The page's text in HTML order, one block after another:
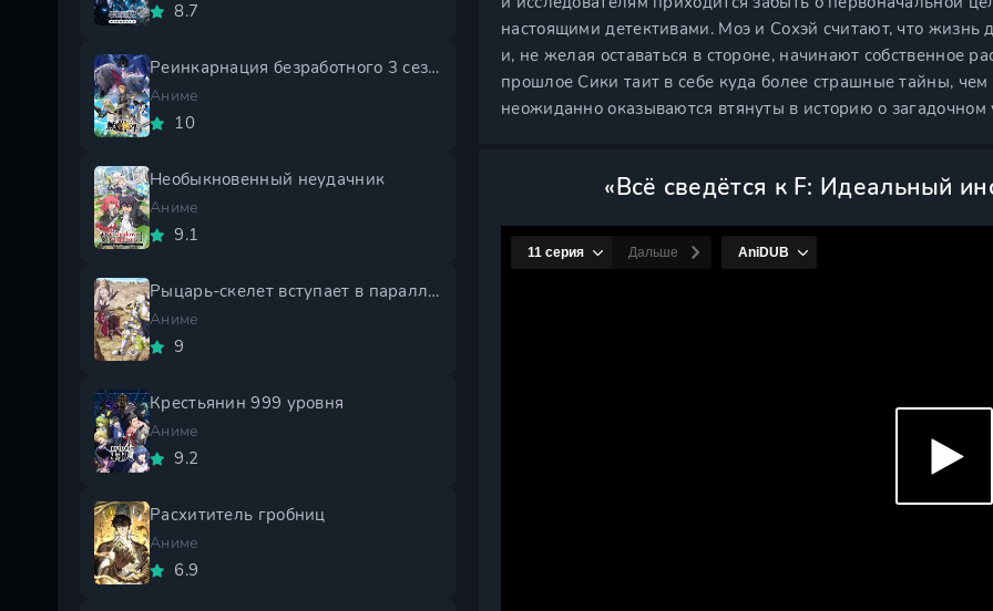
настоящими детективами. Моэ и Сохэй считают, что жизнь
и, не желая оставаться в стороне, начинают собственное
прошлое Сики таит в себе куда более страшные тайны,
неожиданно оказываются втянуты в историю о загадочном
«Всё сведётся к F: Идеальный
8.7
Реинкарнация безработного 3 сезон
Аниме
10
Необыкновенный неудачник
Аниме
9.1
Рыцарь-скелет вступает в параллельный мир 2 сезон
Аниме
9
Крестьянин 999 уровня
Аниме
9.2
Расхититель гробниц
Аниме
6.9